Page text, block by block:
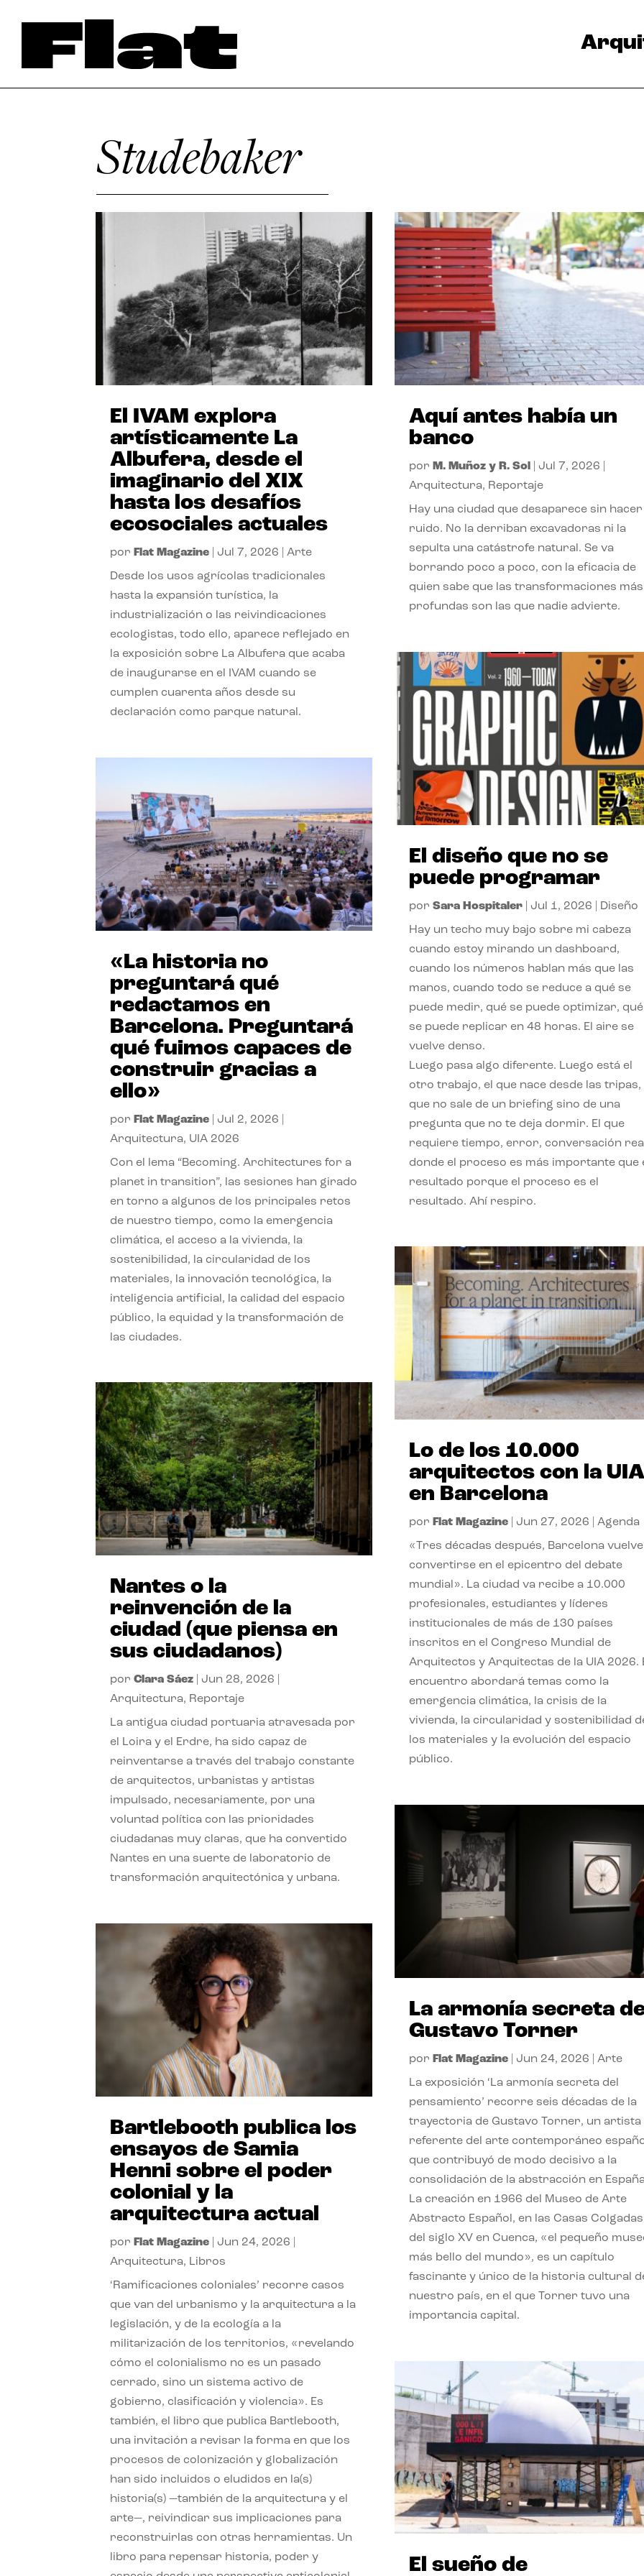
Studebaker
El IVAM explora
artísticamente La
Albufera, desde el
imaginario del XIX
hasta los desafíos
ecosociales actuales
por Flat Magazine Jul 7, 2026 |Arte
Desde los usos agrícolas tradicionales
hasta la expansión turística, la
industrialización o las reivindicaciones
ecologistas, todo ello, aparece reflejado en
la exposición sobre La Albufera que acaba
de inaugurarse en el IVAM cuando se
cumplen cuarenta años desde su
declaración como parque natural.
«La historia no
preguntará qué
redactamos en
Barcelona. Preguntará
qué fuimos capaces de
construir gracias a
ello»
por Flat Magazine Jul 2, 2026
Arquitectura, UIA 2026
Con el lema “Becoming. Architectures for a
planet in transition”, las sesiones han girado
en torno a algunos de los principales retos
de nuestro tiempo, como la emergencia
climática, el acceso a la vivienda, la
sostenibilidad, la circularidad de los
materiales, la innovación tecnológica, la
inteligencia artificial, la calidad del espacio
público, la equidad y la transformación de
las ciudades.
Nantes o la
reinvención de la
ciudad (que piensa en
sus ciudadanos)
porClara Sáez Jun 28, 2026
Arquitectura, Reportaje
La antigua ciudad portuaria atravesada por
el Loira y el Erdre, ha sido capaz de
reinventarse a través del trabajo constante
de arquitectos, urbanistas y artistas
impulsado, necesariamente, por una
voluntad política con las prioridades
ciudadanas muy claras, que ha convertido
Nantes en una suerte de laboratorio de
transformación arquitectónica y urbana.
Bartlebooth publica los
ensayos de Samia
Henni sobre el poder
colonial y la
arquitectura actual
por Flat Magazine Jun 24, 2026
Arquitectura, Libros
‘Ramificaciones coloniales’ recorre casos
que van del urbanismo y la arquitectura a la
legislación, y de la ecología a la
militarización de los territorios, «revelando
cómo el colonialismo no es un pasado
cerrado, sino un sistema activo de
gobierno, clasificación y violencia». Es
también, el libro que publica Bartlebooth,
una invitación a revisar la forma en que los
procesos de colonización y globalización
han sido incluidos o eludidos en la(s)
historia(s) —también de la arquitectura y el
arte—, reivindicar sus implicaciones para
reconstruirlas con otras herramientas. Un
libro para repensar historia, poder y
Aquí antes había un
banco
por M. Muñoz y R. Sol Jul 7, 2026
Arquitectura, Reportaje
Hay una ciudad que desaparece sin hacer
ruido. No la derriban excavadoras ni la
sepulta una catástrofe natural. Se va
borrando poco a poco, con la eficacia de
quien sabe que las transformaciones más
profundas son las que nadie advierte.
El diseño que no se
puede programar
por Sara Hospitaler| Jul 1, 2026 Diseño
Hay un techo muy bajo sobre mi cabeza
cuando estoy mirando un dashboard,
cuando los números hablan más que las
manos, cuando todo se reduce a qué se
puede medir, qué se puede optimizar, qué
se puede replicar en 48 horas. El aire se
vuelve denso.
Luego pasa algo diferente. Luego está el
otro trabajo, el que nace desde las tripas,
que no sale de un briefing sino de una
pregunta que no te deja dormir. El que
requiere tiempo, error, conversación
donde el proceso es más importante que
resultado porque el proceso es el
resultado. Ahí respiro.
Lo de los 10.000
arquitectos con la UIA
en Barcelona
por Flat Magazine| Jun 27, 2026 Agenda
«Tres décadas después, Barcelona vuelve
convertirse en el epicentro del debate
mundial». La ciudad va recibe a 10.000
profesionales, estudiantes y líderes
institucionales de más de 130 países
inscritos en el Congreso Mundial de
Arquitectos y Arquitectas de la UIA 2026.
encuentro abordará temas como la
emergencia climática, la crisis de la
vivienda, la circularidad y sostenibilidad
los materiales y la evolución del espacio
público.
La armonía secreta
Gustavo Torner
por Flat Magazine| Jun 24, 2026 Arte
La exposición ‘La armonía secreta del
pensamiento’ recorre seis décadas de la
trayectoria de Gustavo Torner, un artista
referente del arte contemporáneo
que contribuyó de modo decisivo a la
consolidación de la abstracción en
La creación en 1966 del Museo de Arte
Abstracto Español, en las Casas Colgadas
del siglo XV en Cuenca, «el pequeño
más bello del mundo», es un capítulo
fascinante y único de la historia cultural
nuestro país, en el que Torner tuvo una
importancia capital.
El sueño de